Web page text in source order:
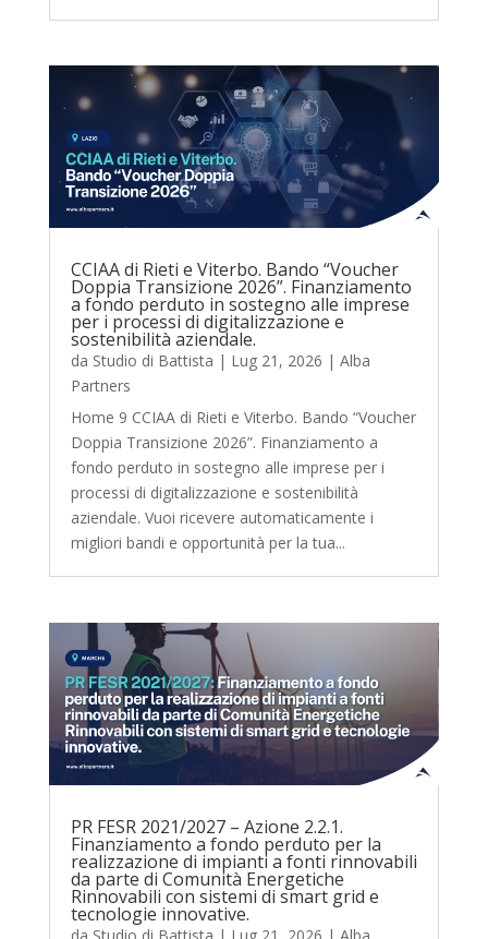
CCIAA di Rieti e Viterbo. Bando “Voucher
Doppia Transizione 2026”. Finanziamento
a fondo perduto in sostegno alle imprese
per i processi di digitalizzazione e
sostenibilità aziendale.
da Studio di Battista | Lug 21, 2026 | Alba
Partners
Home 9 CCIAA di Rieti e Viterbo. Bando “Voucher
Doppia Transizione 2026”. Finanziamento a
fondo perduto in sostegno alle imprese per i
processi di digitalizzazione e sostenibilità
aziendale. Vuoi ricevere automaticamente i
migliori bandi e opportunità per la tua...
PR FESR 2021/2027 – Azione 2.2.1.
Finanziamento a fondo perduto per la
realizzazione di impianti a fonti rinnovabili
da parte di Comunità Energetiche
Rinnovabili con sistemi di smart grid e
tecnologie innovative.